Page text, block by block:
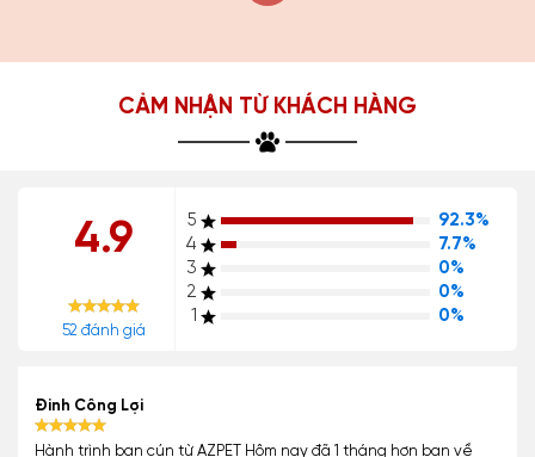
CẢM NHẬN TỪ KHÁCH HÀNG
4.9
52 đánh giá
5
92.3%
4
7.7%
3
0%
2
0%
1
0%
Đinh Công Lợi
Hành trình bạn cún từ AZPET Hôm nay đã 1 tháng hơn bạn về